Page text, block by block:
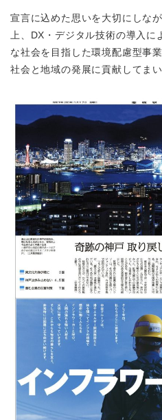
宣言に込めた思いを大切にしな
上、DX・デジタル技術の導入
な社会を目指した環境配慮型事
社会と地域の発展に貢献してまい